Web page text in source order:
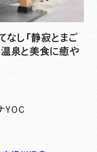
なし「静寂とまご
泉と美食に癒や
YOC